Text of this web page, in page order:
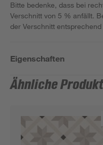
Bitte bedenke, dass bei
Verschnitt von 5 % anfällt.
der Verschnitt entsprechend
Eigenschaften
Ähnliche